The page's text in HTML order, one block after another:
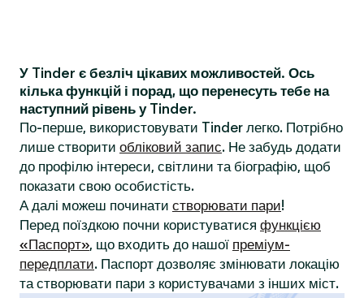
У Tinder є безліч цікавих можливостей. Ось
кілька функцій і порад, що перенесуть тебе на
наступний рівень у Tinder.
По-перше, використовувати Tinder легко. Потрібно
лише створити обліковий запис. Не забудь додати
до профілю інтереси, світлини та біографію, щоб
показати свою особистість.
А далі можеш починати створювати пари!
Перед поїздкою почни користуватися функцією
«Паспорт», що входить до нашої преміум-
передплати. Паспорт дозволяє змінювати локацію
та створювати пари з користувачами з інших міст.